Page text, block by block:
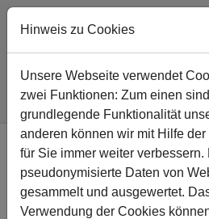
Zum Hauptinhalt springen
Sie sind hier:
Gymnasium
Schulprogramm
Unterrichtsfächer und
Evangelische Religion
Das Fach
Hinweis zu Cookies
Unsere Webseite verwendet
zwei Funktionen: Zum einen
grundlegende Funktionalität
anderen können wir mit Hilfe
für Sie immer weiter verbessern.
pseudonymisierte Daten von
gesammelt und ausgewertet.
Verwendung der Cookies